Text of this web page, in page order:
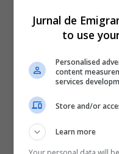
Jurnal de
to use
Personalised
content
services
Store and/or
Learn more